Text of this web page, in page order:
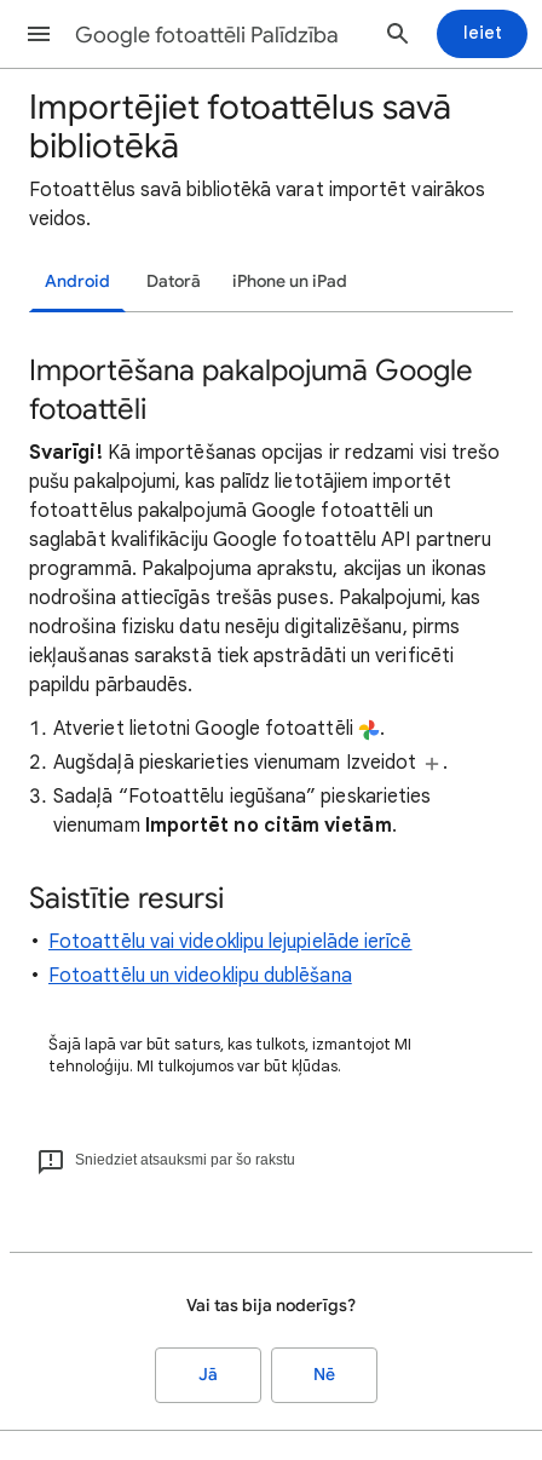
Google fotoattēli Palīdzība Ieiet
Importējiet fotoattēlus savā
bibliotēkā
Fotoattēlus savā bibliotēkā varat importēt vairākos
veidos.
Android Datorā iPhone un iPad
Importēšana pakalpojumā Google
fotoattēli
Svarīgi! Kā importēšanas opcijas ir redzami visi trešo
pušu pakalpojumi, kas palīdz lietotājiem importēt
fotoattēlus pakalpojumā Google fotoattēli un
saglabāt kvalifikāciju Google fotoattēlu API partneru
programmā. Pakalpojuma aprakstu, akcijas un ikonas
nodrošina attiecīgās trešās puses. Pakalpojumi, kas
nodrošina fizisku datu nesēju digitalizēšanu, pirms
iekļaušanas sarakstā tiek apstrādāti un verificēti
papildu pārbaudēs.
Atveriet lietotni Google fotoattēli
.
Augšdaļā pieskarieties vienumam Izveidot
.
Sadaļā “Fotoattēlu iegūšana” pieskarieties
vienumam Importēt no citām vietām.
Saistītie resursi
Fotoattēlu vai videoklipu lejupielāde ierīcē
Fotoattēlu un videoklipu dublēšana
Šajā lapā var būt saturs, kas tulkots, izmantojot MI
tehnoloģiju. MI tulkojumos var būt kļūdas.
Sniedziet atsauksmi par šo rakstu
Vai tas bija noderīgs?
Jā Nē